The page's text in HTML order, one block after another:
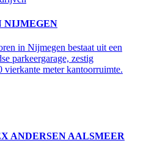
NIJMEGEN
in Nijmegen bestaat uit een
parkeergarage, zestig
vierkante meter kantoorruimte.
ANDERSEN AALSMEER